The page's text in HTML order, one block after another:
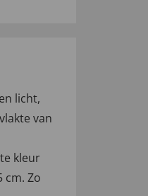
licht,
van
kleur
cm. Zo